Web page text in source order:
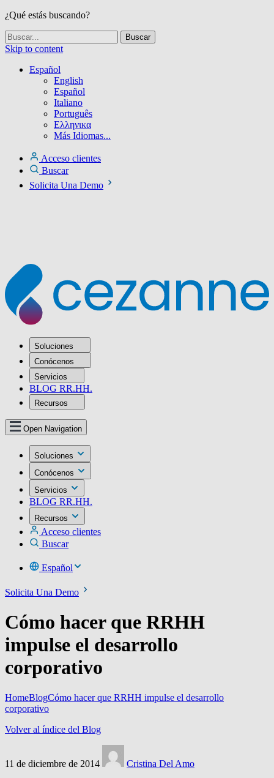
¿Qué estás buscando?
Skip to content
Español
English
Español
Italiano
Português
Ελληνικα
Más Idiomas...
Acceso clientes
Buscar
Solicita Una Demo
Soluciones
Conócenos
Servicios
BLOG RR.HH.
Recursos
Open Navigation
Soluciones
Conócenos
Servicios
BLOG RR.HH.
Recursos
Acceso clientes
Buscar
Español
Solicita Una Demo
Cómo hacer que RRHH
impulse el desarrollo
corporativo
HomeBlogCómo hacer que RRHH impulse el desarrollo
corporativo
Volver al índice del Blog
11 de diciembre de 2014
Cristina Del Amo